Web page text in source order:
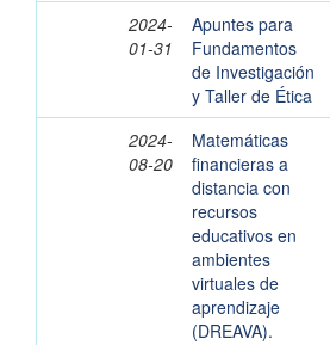
2024-
01-31
Apuntes para
Fundamentos
de Investigación
y Taller de Ética
2024-
08-20
Matemáticas
financieras a
distancia con
recursos
educativos en
ambientes
virtuales de
aprendizaje
(DREAVA).